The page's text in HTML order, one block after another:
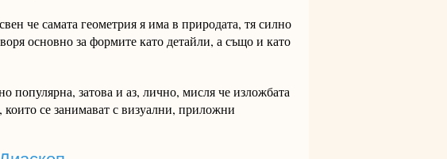
че самата геометрия я има в природата, тя силно
основно за формите като детайли, а също и като
популярна, затова и аз, лично, мисля че изложбата
се занимават с визуални, приложни